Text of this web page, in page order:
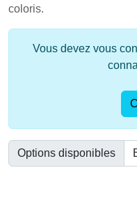
coloris.
Vous devez vous
Options disponibles